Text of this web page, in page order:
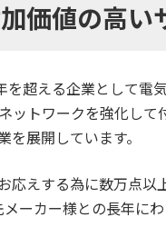
価値の高い
を超える企業として電
ットワークを強化し
を展開しています。
応えする為に数万点
ーカー様との長年に